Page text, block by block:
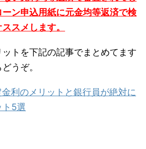
ーン申込用紙に元金均等返済で検
スメします。
トを下記の記事でまとめてます
うぞ。
利のメリットと銀行員が絶対に
5選